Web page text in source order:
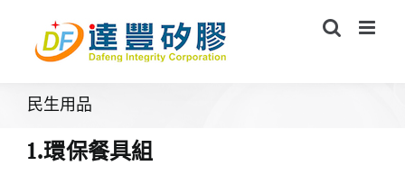
content
民生用品
1.環保餐具組